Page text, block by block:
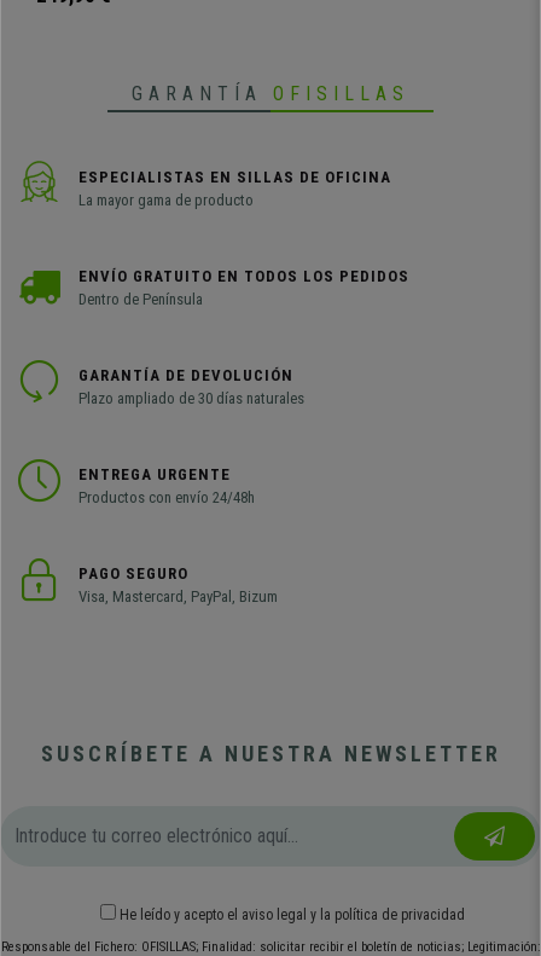
GARANTÍA OFISILLAS
ESPECIALISTAS EN SILLAS DE OFICINA
La mayor gama de producto
ENVÍO GRATUITO EN TODOS LOS PEDIDOS
Dentro de Península
GARANTÍA DE DEVOLUCIÓN
Plazo ampliado de 30 días naturales
ENTREGA URGENTE
Productos con envío 24/48h
PAGO SEGURO
Visa, Mastercard, PayPal, Bizum
SUSCRÍBETE A NUESTRA NEWSLETTER
He leído y acepto el aviso legal y la política de privacidad
Responsable del Fichero: OFISILLAS; Finalidad: solicitar recibir el boletín de noticias; Legitimación: